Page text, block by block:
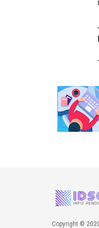
Copyright ©